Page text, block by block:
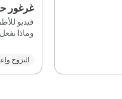
غرغور
فيديو
وماذا
النزوح